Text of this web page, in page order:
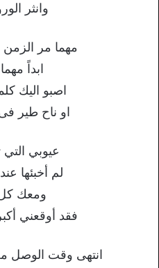
وانثر
مهما مر
ابداً
اصبو اليك
او ناح طير
عيوبي التي
لم أخبئها
ومعك
فقد أوقعني
انتهى وقت الوصل